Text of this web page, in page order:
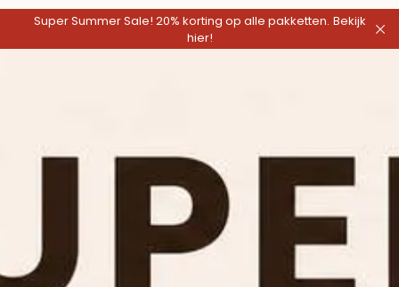
Super Summer Sale! 20% korting op alle pakketten. Bekijk
hier!